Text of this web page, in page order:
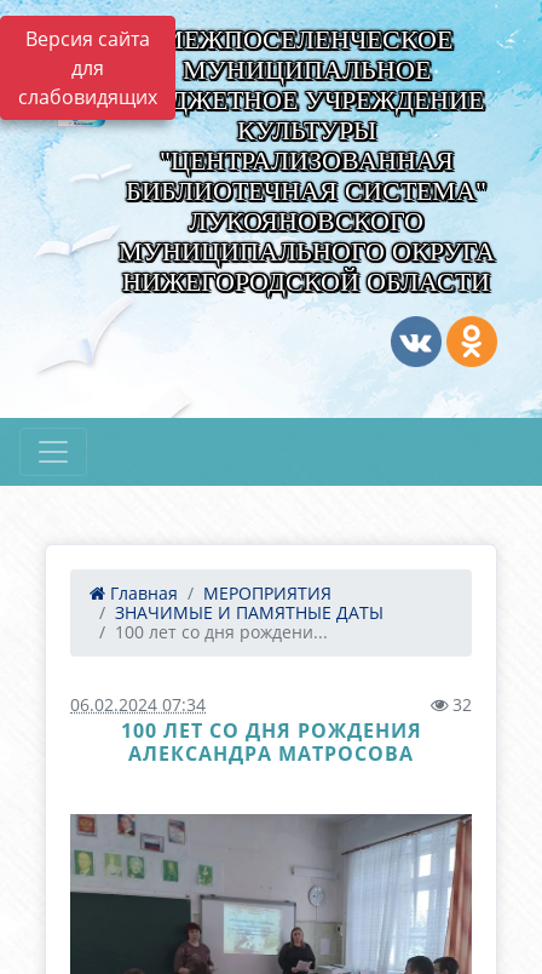
Версия сайта
для
слабовидящих
МЕЖПОСЕЛЕНЧЕСКОЕ
МУНИЦИПАЛЬНОЕ
БЮДЖЕТНОЕ УЧРЕЖДЕНИЕ
КУЛЬТУРЫ
"ЦЕНТРАЛИЗОВАННАЯ
БИБЛИОТЕЧНАЯ СИСТЕМА"
ЛУКОЯНОВСКОГО
МУНИЦИПАЛЬНОГО ОКРУГА
НИЖЕГОРОДСКОЙ ОБЛАСТИ
Главная
МЕРОПРИЯТИЯ
ЗНАЧИМЫЕ И ПАМЯТНЫЕ ДАТЫ
100 лет со дня рождени...
06.02.2024 07:34 32
100 ЛЕТ СО ДНЯ РОЖДЕНИЯ
АЛЕКСАНДРА МАТРОСОВА